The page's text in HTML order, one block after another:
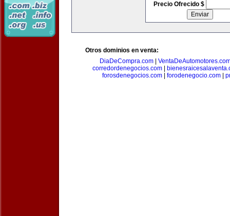
Precio Ofrecido $
Otros dominios en venta:
DiaDeCompra.com|
corredordenegocios.com
forosdenegocios.com
forodenegocio.com